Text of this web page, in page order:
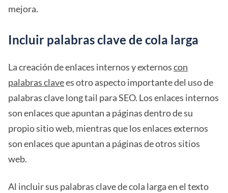
mejora.
Incluir palabras clave de cola larga
La creación de enlaces internos y externoscon
palabras clavees otro aspecto importante del uso de
palabras clave long tail para SEO. Los enlaces internos
son enlaces que apuntan a páginas dentro de su
propio sitio web, mientras que los enlaces externos
son enlaces que apuntan a páginas de otros sitios
web.
Al incluir sus palabras clave de cola larga en el texto